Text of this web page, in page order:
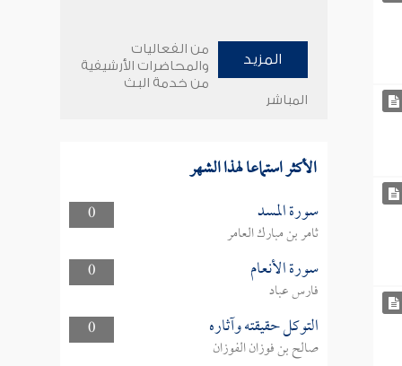
المزيد
من الفعاليات
والمحاضرات الأرشيفية
من خدمة البث
المباشر
الأكثر استماعا لهذا الشهر
0 سورة المسد
ثامر بن مبارك العامر
0
سورة الأنعام
فارس عباد
0
التوكل حقيقته وآثاره
صالح بن فوزان الفوزان